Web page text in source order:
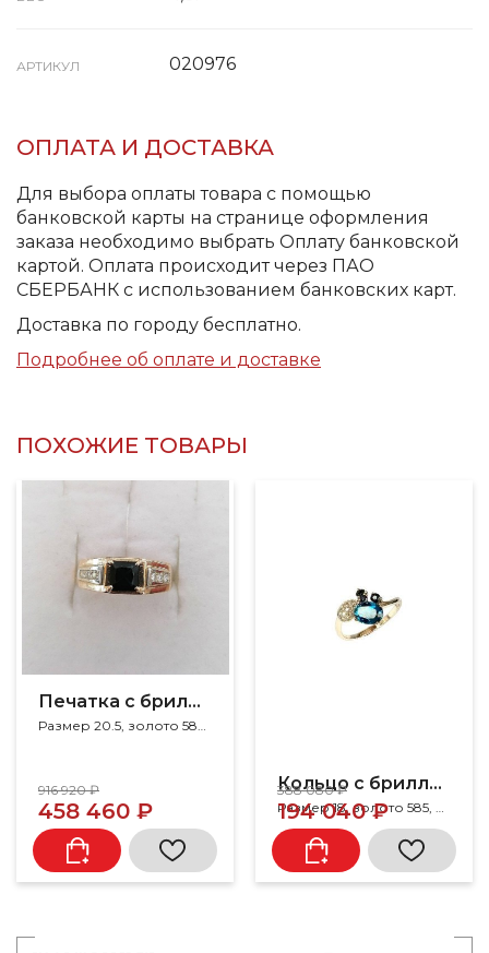
АРТИКУЛ 020976
ОПЛАТА И ДОСТАВКА
Для выбора оплаты товара с помощью
банковской карты на странице оформления
заказа необходимо выбрать Оплату банковской
картой. Оплата происходит через ПАО
СБЕРБАНК с использованием банковских карт.
Доставка по городу бесплатно.
Подробнее об оплате и доставке
ПОХОЖИЕ ТОВАРЫ
Печатка с бриллиантами
Размер 20.5, золото 585, бриллиант, сапфир
916 920 ₽
458 460 ₽
Кольцо с бриллиантами
Размер 18, золото 585, бриллиант, сапфир, топаз
388 080 ₽
194 040 ₽